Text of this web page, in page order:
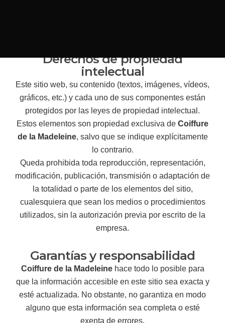
Derechos de propiedad
intelectual
Este sitio web, su contenido (textos, imágenes, vídeos,
gráficos, etc.) y cada uno de sus componentes están
protegidos por las leyes de propiedad intelectual.
Estos elementos son propiedad exclusiva de Coiffure
de la Madeleine, salvo que se indique explícitamente
lo contrario.
Queda prohibida toda reproducción, representación,
modificación, publicación, transmisión o adaptación de
la totalidad o parte de los elementos del sitio,
cualesquiera que sean los medios o procedimientos
utilizados, sin la autorización previa por escrito de la
empresa.
Garantías y responsabilidad
Coiffure de la Madeleinehace todo lo posible para
que la información accesible en este sitio sea exacta y
esté actualizada. No obstante, no garantiza en modo
alguno que esta información sea completa o esté
exenta de errores.